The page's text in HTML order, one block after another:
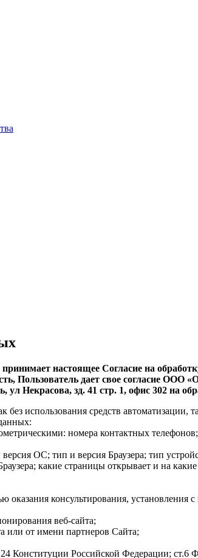
настоящее Согласие на
Пользователь дает свое согласие
ул Некрасова, зд. 41 стр. 1, офис 302 на
использования средств автоматизации,
номера контактных
ОС; тип и версия Браузера; тип
какие страницы открывает и на
оказания консультирования, установления
веб-сайта;
или от имени партнеров Сайта;
Конституции Российской Федерации;